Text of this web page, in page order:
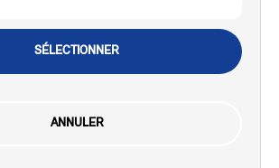
SÉLECTIONNER
ANNULER